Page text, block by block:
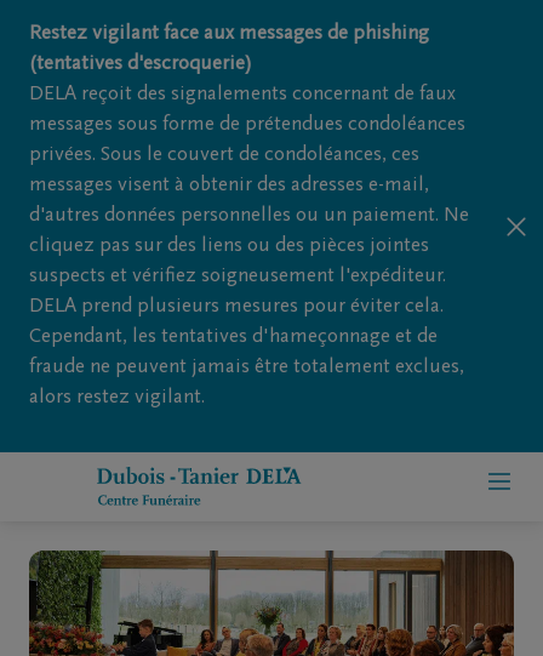
Restez vigilant face aux messages de phishing
(tentatives d'escroquerie)
DELA reçoit des signalements concernant de faux
messages sous forme de prétendues condoléances
privées. Sous le couvert de condoléances, ces
messages visent à obtenir des adresses e-mail,
d'autres données personnelles ou un paiement. Ne
cliquez pas sur des liens ou des pièces jointes
suspects et vérifiez soigneusement l'expéditeur.
DELA prend plusieurs mesures pour éviter cela.
Cependant, les tentatives d'hameçonnage et de
fraude ne peuvent jamais être totalement exclues,
alors restez vigilant.
Home